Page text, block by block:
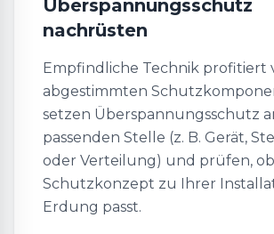
Überspannungsschutz
nachrüsten
Empfindliche Technik profitiert
abgestimmten
setzen Überspannungsschutz
passenden Stelle (z. B. Gerät,
oder Verteilung) und prüfen,
Schutzkonzept zu Ihrer
Erdung passt.